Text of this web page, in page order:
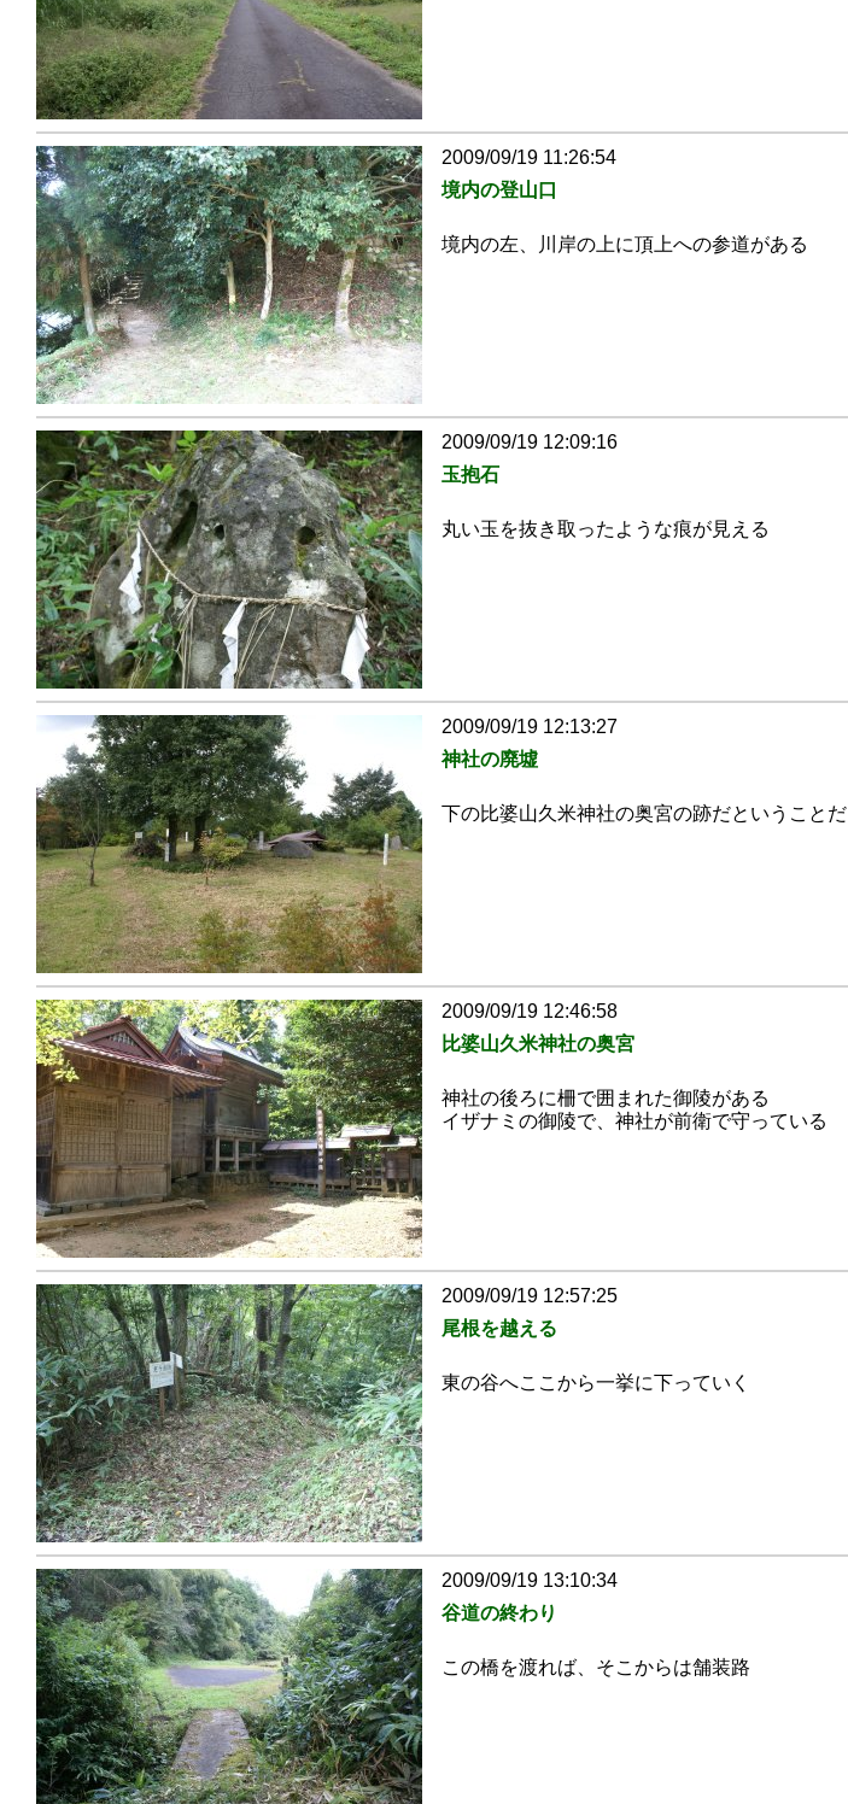
2009/09/19 11:26:54
境内の登山口
境内の左、川岸の上に頂上への参道がある
2009/09/19 12:09:16
玉抱石
丸い玉を抜き取ったような痕が見える
2009/09/19 12:13:27
神社の廃墟
下の比婆山久米神社の奥宮の跡だということだ
2009/09/19 12:46:58
比婆山久米神社の奥宮
神社の後ろに柵で囲まれた御陵がある
イザナミの御陵で、神社が前衛で守っている
2009/09/19 12:57:25
尾根を越える
東の谷へここから一挙に下っていく
2009/09/19 13:10:34
谷道の終わり
この橋を渡れば、そこからは舗装路